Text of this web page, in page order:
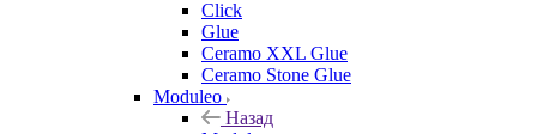
Click
Glue
Ceramo XXL Glue
Ceramo Stone Glue
Moduleo
Назад